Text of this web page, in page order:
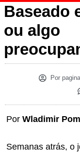
Baseado
ou algo
Por
Por Wladimir
Semanas atrás, o